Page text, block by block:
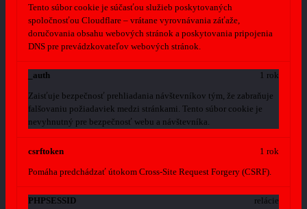
Tento súbor cookie je súčasťou služieb poskytovaných
spoločnosťou Cloudflare – vrátane vyrovnávania záťaže,
doručovania obsahu webových stránok a poskytovania pripojenia
DNS pre prevádzkovateľov webových stránok.
_auth
Zaisťuje bezpečnosť prehliadania návštevníkov tým, že zabraňuje
falšovaniu požiadaviek medzi stránkami. Tento súbor cookie je
nevyhnutný pre bezpečnosť webu a návštevníka.
1 rok
csrftoken
Pomáha predchádzať útokom Cross-Site Request Forgery (CSRF).
1 rok
PHPSESSID relácie